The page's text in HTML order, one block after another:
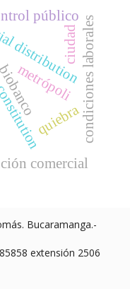
comercial
público
ciudad
metrópoli condiciones laborales
quiebra
Bucaramanga.-
extensión 2506